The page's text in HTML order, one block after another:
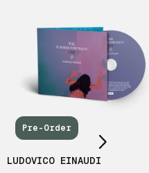
Pre-Order
LUDOVICO EINAUDI
Scroll right